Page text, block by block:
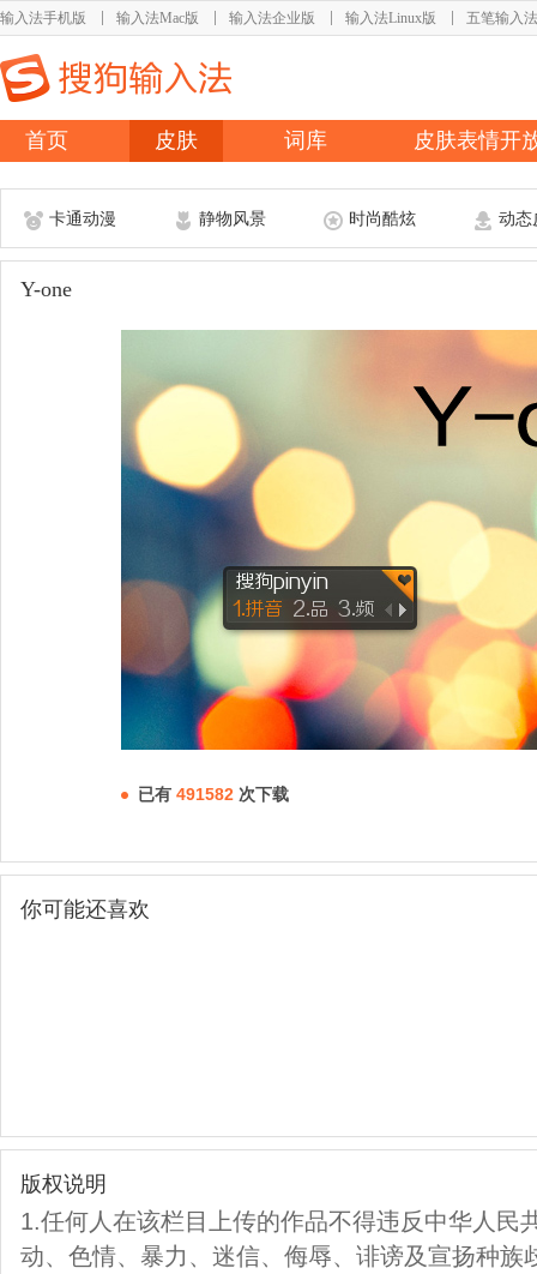
输入法手机版 输入法Mac版 输入法企业版 输入法Linux版 五笔输入法
首页 皮肤 词库 皮肤表情开
卡通动漫 静物风景 时尚酷炫 动态
Y-one
已有 491582 次下载
你可能还喜欢
版权说明
1.任何人在该栏目上传的作品不得违反中华人民
动、色情、暴力、迷信、侮辱、诽谤及宣扬种族